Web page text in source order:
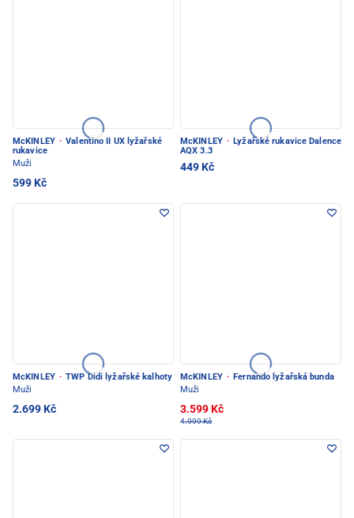
McKINLEY · Valentino II UX lyžařské
rukavice
Muži
599 Kč
McKINLEY · Lyžařské rukavice Dalence
AQX 3.3
449 Kč
McKINLEY · TWP Didi lyžařské kalhoty
Muži
2.699 Kč
McKINLEY · Fernando lyžařská bunda
Muži
3.599 Kč
4.999 Kč